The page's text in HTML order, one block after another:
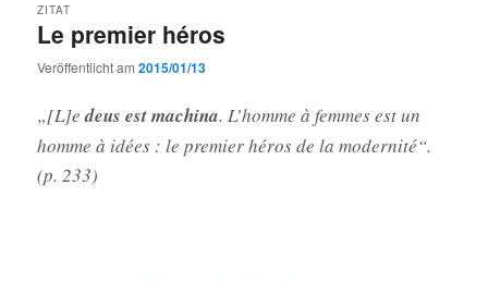
Le premier héros
ZITAT
Veröffentlicht am2015/01/13
„[L]edeus est machina. L’homme à femmes est un
homme à idées : le premier héros de la modernité“.
(p. 233)